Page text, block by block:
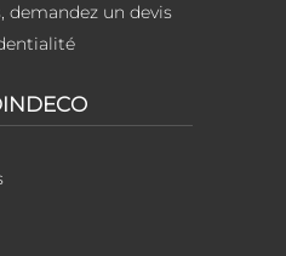
demandez un devis